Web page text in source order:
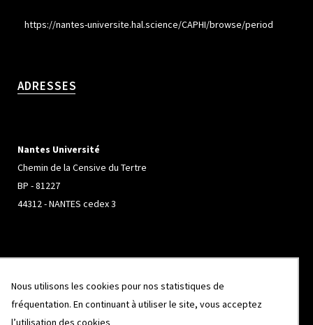
https://nantes-universite.hal.science/CAPHI/browse/period
ADRESSES
Nantes Université
Chemin de la Censive du Tertre
BP - 81227
44312 - NANTES cedex 3
Campus de Beaulieu
263 Avenue Général Leclerc
CS 74205
Nous utilisons les cookies pour nos statistiques de
fréquentation. En continuant à utiliser le site, vous acceptez
l’utilisation des cookies